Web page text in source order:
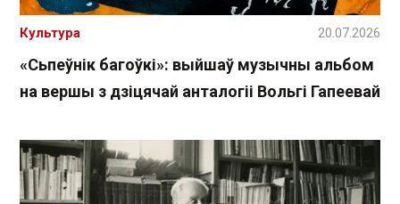
«Сьпеўнік багоўкі»: выйшаў музычны альбом
на вершы з дзіцячай анталогіі Вольгі Гапеевай
Культура 20.07.2026